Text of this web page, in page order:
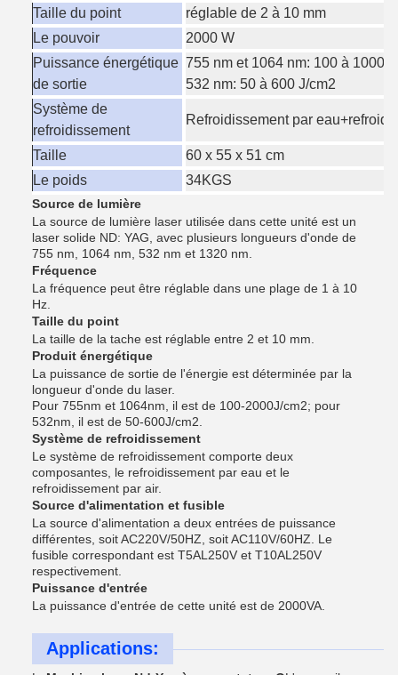
Taille du point
réglable de 2 à 10 mm
Le pouvoir
2000 W
Puissance énergétique
de sortie
755 nm et 1064 nm: 100 à 1000
532 nm: 50 à 600 J/cm2
Système de
refroidissement
Refroidissement par
Taille
60 x 55 x 51 cm
Le poids
34KGS
Source de lumière
La source de lumière laser utilisée dans cette unité est un
laser solide ND: YAG, avec plusieurs longueurs d'onde de
755 nm, 1064 nm, 532 nm et 1320 nm.
Fréquence
La fréquence peut être réglable dans une plage de 1 à 10
Hz.
Taille du point
La taille de la tache est réglable entre 2 et 10 mm.
Produit énergétique
La puissance de sortie de l'énergie est déterminée par la
longueur d'onde du laser.
Pour 755nm et 1064nm, il est de 100-2000J/cm2; pour
532nm, il est de 50-600J/cm2.
Système de refroidissement
Le système de refroidissement comporte deux
composantes, le refroidissement par eau et le
refroidissement par air.
Source d'alimentation et fusible
La source d'alimentation a deux entrées de puissance
différentes, soit AC220V/50HZ, soit AC110V/60HZ. Le
fusible correspondant est T5AL250V et T10AL250V
respectivement.
Puissance d'entrée
La puissance d'entrée de cette unité est de 2000VA.
Applications: